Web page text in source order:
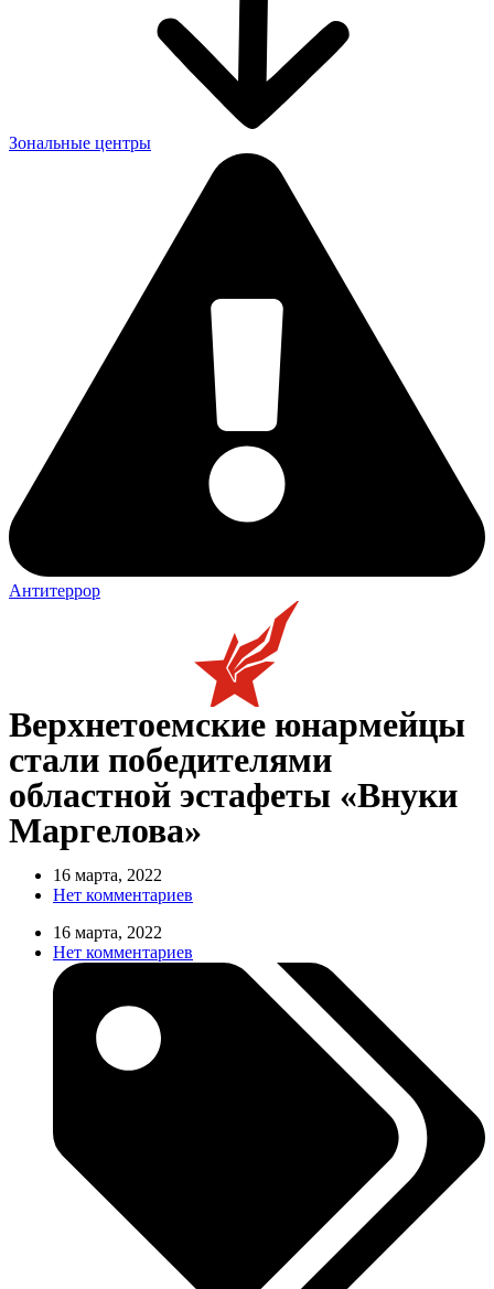
Зональные центры
Антитеррор
Верхнетоемские юнармейцы
стали победителями
областной эстафеты «Внуки
Маргелова»
16 марта, 2022
Нет комментариев
16 марта, 2022
Нет комментариев